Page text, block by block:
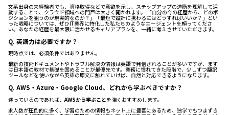
文系出身の未経験者でも、資格取得などで意欲を示し、ステップアップの道筋を理解して活
動することで、クラウド領域への門戸は大きく開かれます。 「自分の今の経歴から、どのポ
ジションを狙うのが現実的なのか？」「最短で設計に携わるにはどうすればいいか？」とい
った戦略については、ぜひIT業界に特化した私たちのようなエージェントを頼ってくださ
い。あなたの経歴を最大限に活かせるキャリアプランを、一緒に考えさせていただきます。
Q. 英語力は必要ですか？
現時点では、必須条件ではありません。
最新の技術ドキュメントやトラブル解決の情報は英語で発信されることが多いですが、まず
は日本語の教材で基礎を固めることが最優先です。業務に慣れてきた段階で、少しずつ翻訳
ツールなどを使いながら英語の原文に触れていけば、自然と対応できるようになります。
Q. AWS・Azure・Google Cloud、どれから学ぶべきですか？
迷っているのであれば、 AWSから学ぶことを強くおすすめします。
求人数が圧倒的に多く、学習のための情報もネット上に豊富にあるため、独学でもつまずき